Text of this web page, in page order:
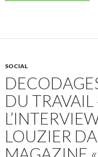
SOCIAL
DU
LOUZIER